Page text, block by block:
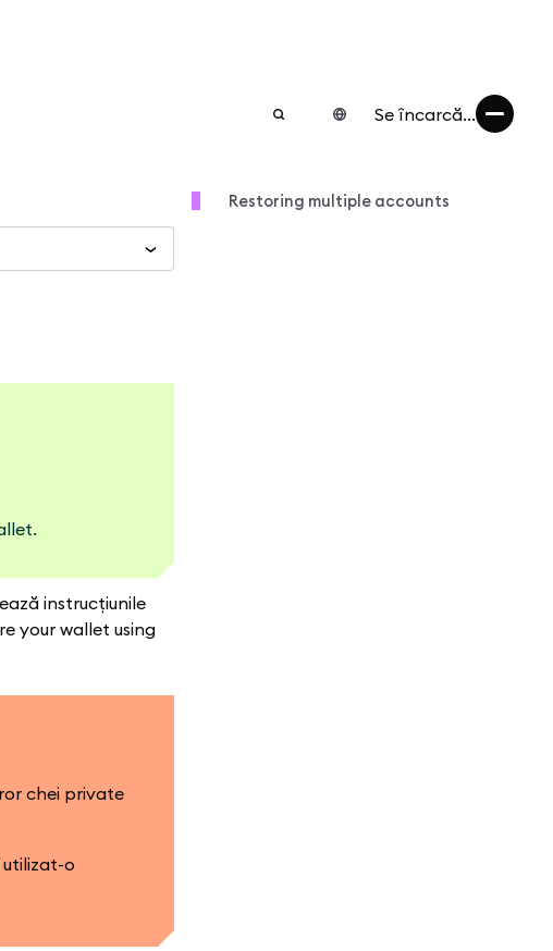
Se încarcă...
instrucțiunile
your wallet using
chei private
o
Restoring multiple accounts